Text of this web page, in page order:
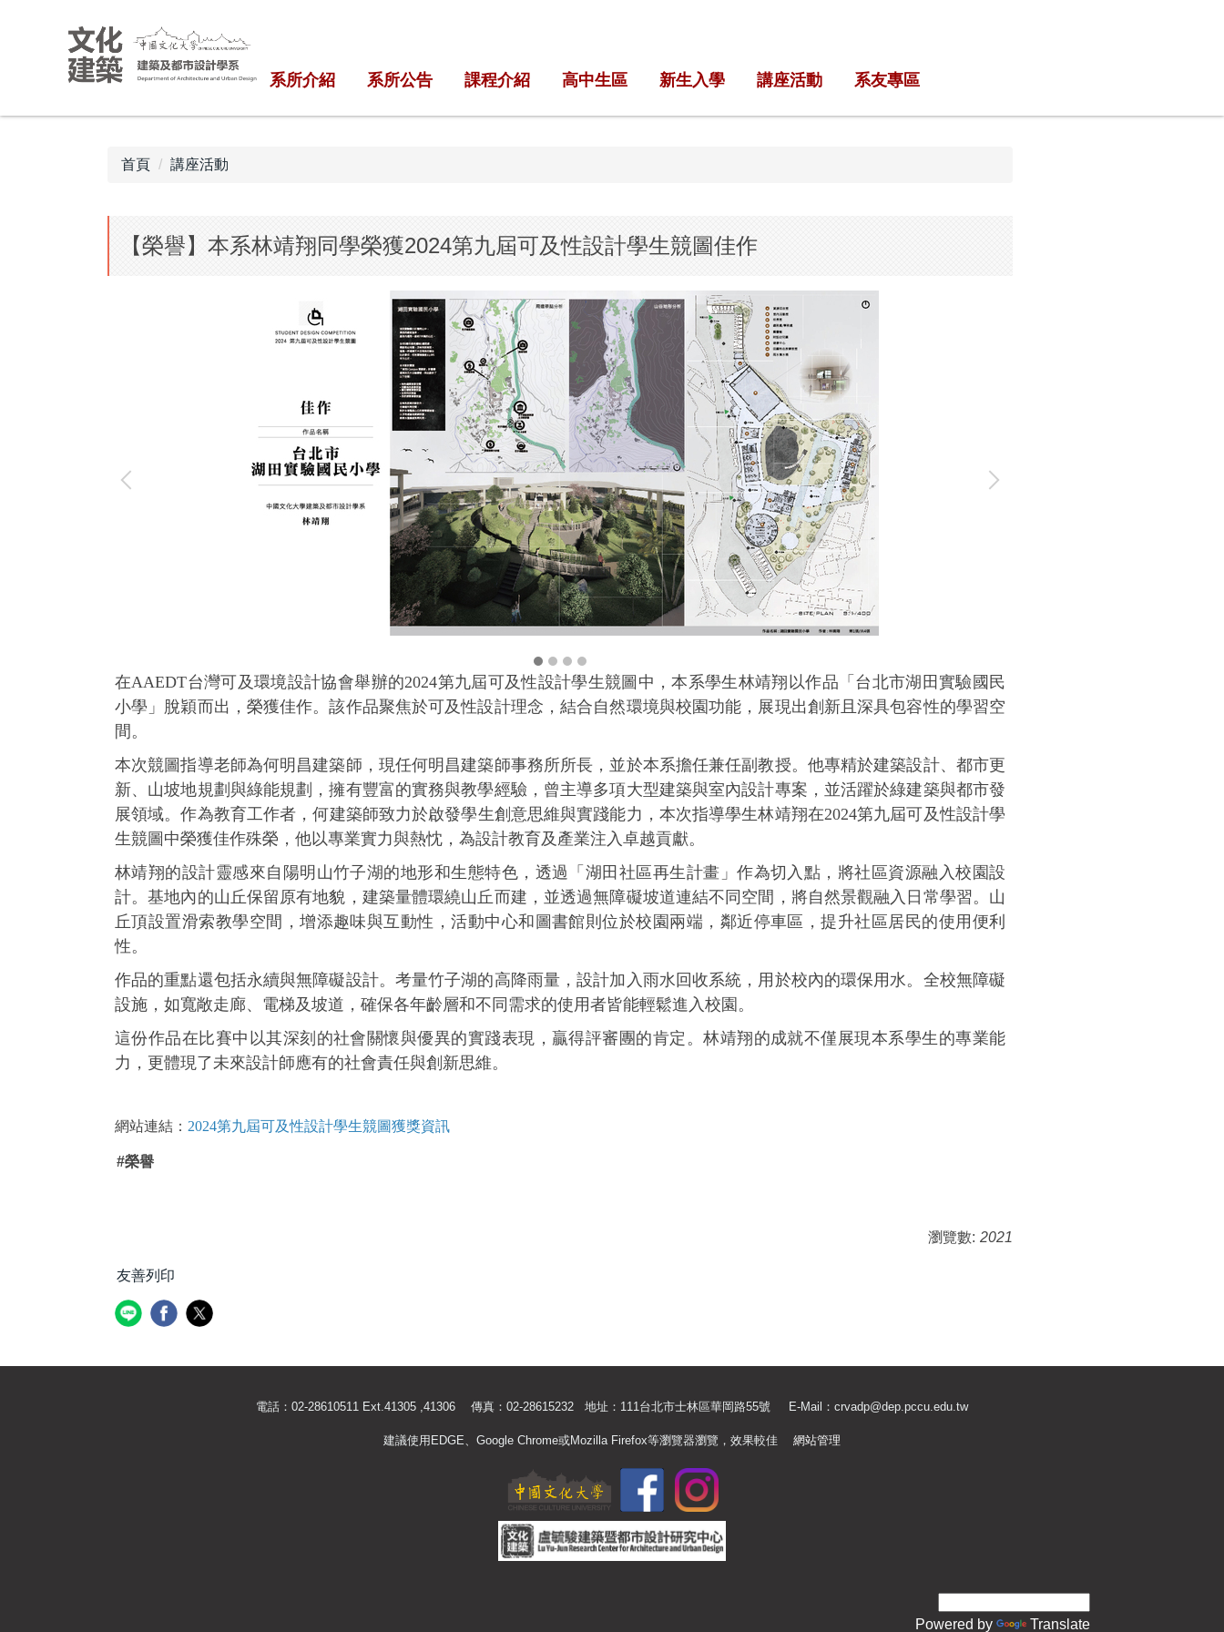
系所介紹 系所公告 課程介紹 高中生區 新生入學 講座活動 系友專區
首頁 講座活動
【榮譽】本系林靖翔同學榮獲2024第九屆可及性設計學生競圖佳作
在AAEDT台灣可及環境設計協會舉辦的2024第九屆可及性設計學生競圖中，本系學生林靖翔以作品「台北市湖田實驗國民
小學」脫穎而出，榮獲佳作。該作品聚焦於可及性設計理念，結合自然環境與校園功能，展現出創新且深具包容性的學習空
間。
本次競圖指導老師為何明昌建築師，現任何明昌建築師事務所所長，並於本系擔任兼任副教授。他專精於建築設計、都市更
新、山坡地規劃與綠能規劃，擁有豐富的實務與教學經驗，曾主導多項大型建築與室內設計專案，並活躍於綠建築與都市發
展領域。作為教育工作者，何建築師致力於啟發學生創意思維與實踐能力，本次指導學生林靖翔在2024第九屆可及性設計學
生競圖中榮獲佳作殊榮，他以專業實力與熱忱，為設計教育及產業注入卓越貢獻。
林靖翔的設計靈感來自陽明山竹子湖的地形和生態特色，透過「湖田社區再生計畫」作為切入點，將社區資源融入校園設
計。基地內的山丘保留原有地貌，建築量體環繞山丘而建，並透過無障礙坡道連結不同空間，將自然景觀融入日常學習。山
丘頂設置滑索教學空間，增添趣味與互動性，活動中心和圖書館則位於校園兩端，鄰近停車區，提升社區居民的使用便利
性。
作品的重點還包括永續與無障礙設計。考量竹子湖的高降雨量，設計加入雨水回收系統，用於校內的環保用水。全校無障礙
設施，如寬敞走廊、電梯及坡道，確保各年齡層和不同需求的使用者皆能輕鬆進入校園。
這份作品在比賽中以其深刻的社會關懷與優異的實踐表現，贏得評審團的肯定。林靖翔的成就不僅展現本系學生的專業能
力，更體現了未來設計師應有的社會責任與創新思維。
網站連結： 2024第九屆可及性設計學生競圖獲獎資訊
#榮譽
瀏覽數: 2021
友善列印
電話：02-28610511 Ext.41305 ,41306 傳真：02-28615232 地址：111台北市士林區華岡路55號 E-Mail： crvadp@dep.pccu.edu.tw
建議使用EDGE、Google Chrome或Mozilla Firefox等瀏覽器瀏覽，效果較佳 網站管理
Powered by Translate